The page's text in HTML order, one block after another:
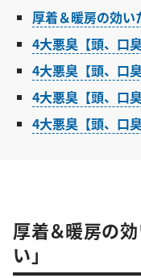
厚着＆暖房の効い
4大悪臭【頭、口
4大悪臭【頭、口
4大悪臭【頭、口
4大悪臭【頭、口
厚着＆暖房の
い」